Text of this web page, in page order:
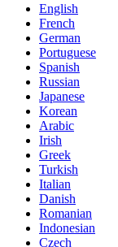
English
French
German
Portuguese
Spanish
Russian
Japanese
Korean
Arabic
Irish
Greek
Turkish
Italian
Danish
Romanian
Indonesian
Czech